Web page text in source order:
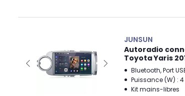
JUNSUN
Autoradio
Toyota Yaris
Bluetooth, Port
Puissance (W) : 4
Kit mains-libres